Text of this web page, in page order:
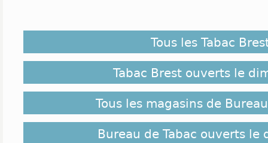
Tous les Tabac
Tabac Brest ouverts le
Tous les magasins de
Bureau de Tabac ouverts le